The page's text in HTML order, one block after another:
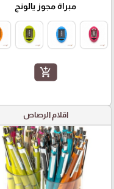
مبراة مجوز يالونج
add_shopping_cart
اقلام الرصاص